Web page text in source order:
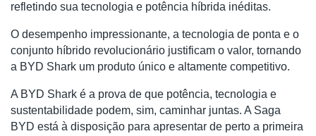
refletindo sua tecnologia e potência híbrida inéditas.
O desempenho impressionante, a tecnologia de ponta e o
conjunto híbrido revolucionário justificam o valor, tornando
a BYD Shark um produto único e altamente competitivo.
A BYD Shark é a prova de que potência, tecnologia e
sustentabilidade podem, sim, caminhar juntas. A Saga
BYD está à disposição para apresentar de perto a primeira